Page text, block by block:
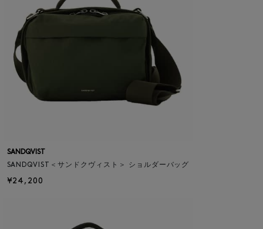
SANDQVIST
SANDQVIST＜サンドクヴィスト＞ ショルダーバッグ
¥24,200